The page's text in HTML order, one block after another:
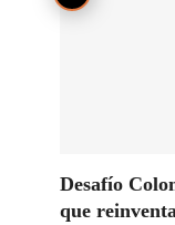
Desafío
que